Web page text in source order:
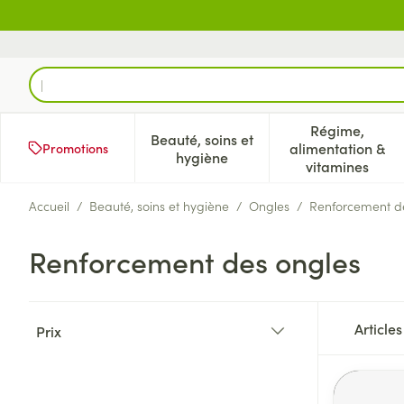
Rechercher
Promotions
Beauté, soins et
hygièneAfficher le sous-menu pour la
Régime,
alimentation &
vitamines
Afficher
Accueil / Beauté, soins et hygiène / Ongles / Renforcement
Renforcement des ongles
Prix
Articles